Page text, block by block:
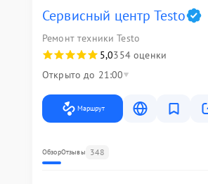
Сервисный центр Testo
Ремонт техники Testo
5,0354 оценки
Открыто до 21:00
Маршрут
ОбзорОтзывы 348